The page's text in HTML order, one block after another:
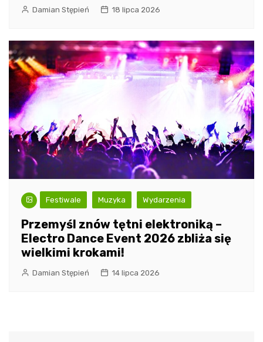
Damian Stępień 18 lipca 2026
Festiwale Muzyka Wydarzenia
Przemyśl znów tętni elektroniką –
Electro Dance Event 2026 zbliża się
wielkimi krokami!
Damian Stępień 14 lipca 2026